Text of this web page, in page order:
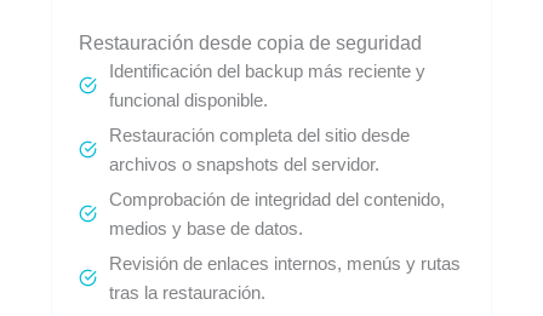
Restauración desde copia de seguridad
Identificación del backup más reciente y
funcional disponible.
Restauración completa del sitio desde
archivos o snapshots del servidor.
Comprobación de integridad del contenido,
medios y base de datos.
Revisión de enlaces internos, menús y rutas
tras la restauración.